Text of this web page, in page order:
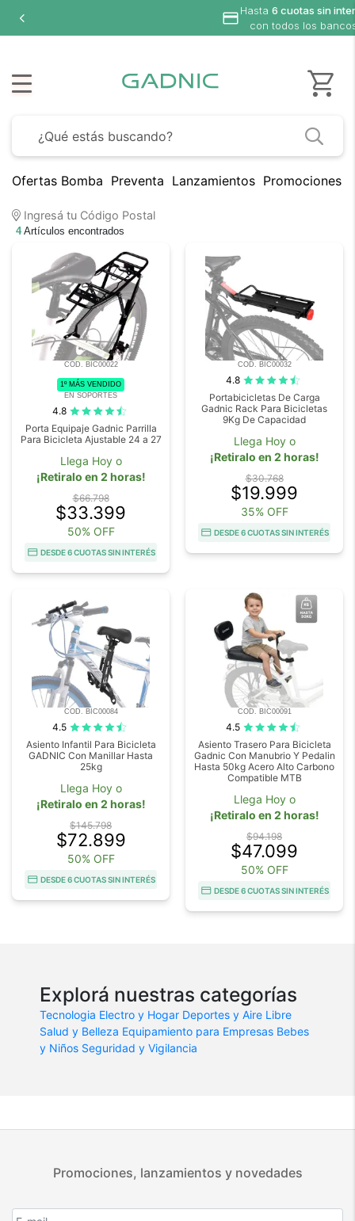
Hasta 6 cuotas sin
con todos los
Ofertas Bomba Preventa Lanzamientos Promociones
Ingresá tu Código Postal
4Artículos encontrados
COD. BIC00022
1º MÁS VENDIDO
EN SOPORTES
4.8
Porta Equipaje Gadnic Parrilla
Para Bicicleta Ajustable 24 a 27
Llega Hoy o
¡Retiralo en 2 horas!
$66.798
$33.399
50% OFF
DESDE 6 CUOTAS SIN INTERÉS
COD. BIC00032
4.8
Portabicicletas De Carga
Gadnic Rack Para Bicicletas
9Kg De Capacidad
Llega Hoy o
¡Retiralo en 2 horas!
$30.768
$19.999
35% OFF
DESDE 6 CUOTAS SIN INTERÉS
COD. BIC00084
4.5
Asiento Infantil Para Bicicleta
GADNIC Con Manillar Hasta
25kg
Llega Hoy o
¡Retiralo en 2 horas!
$145.798
$72.899
50% OFF
DESDE 6 CUOTAS SIN INTERÉS
COD. BIC00091
4.5
Asiento Trasero Para Bicicleta
Gadnic Con Manubrio Y Pedalin
Hasta 50kg Acero Alto Carbono
Compatible MTB
Llega Hoy o
¡Retiralo en 2 horas!
$94.198
$47.099
50% OFF
DESDE 6 CUOTAS SIN INTERÉS
Explorá nuestras categorías
Tecnologia Electro y Hogar Deportes y Aire Libre
Salud y Belleza Equipamiento para Empresas Bebes
y Niños Seguridad y Vigilancia
Promociones, lanzamientos y novedades